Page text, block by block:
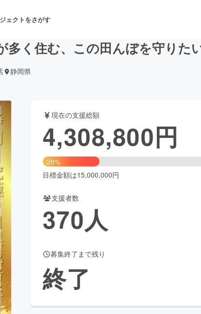
ェクトをさがす
台・パフォーマンス
ード・飲食店 ファッション
ニメ・漫画
ューティー・ヘルスケア
Creation
ミュニティ
多く住む、この田んぼを守りた
静岡県
現在の支援総額
4,308,800円
28%
目標金額は15,000,000円
支援者数
370人
募集終了まで残り
終了